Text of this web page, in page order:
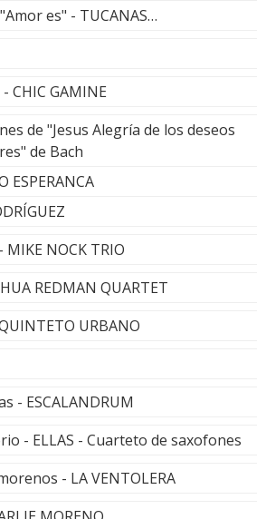
es" - TUCANAS…
CHIC GAMINE
de "Jesus Alegría de los deseos
de Bach
ESPERANCA
NOCK TRIO
REDMAN QUARTET
URBANO
- ESCALANDRUM
- ELLAS - Cuarteto de saxofones
- LA VENTOLERA